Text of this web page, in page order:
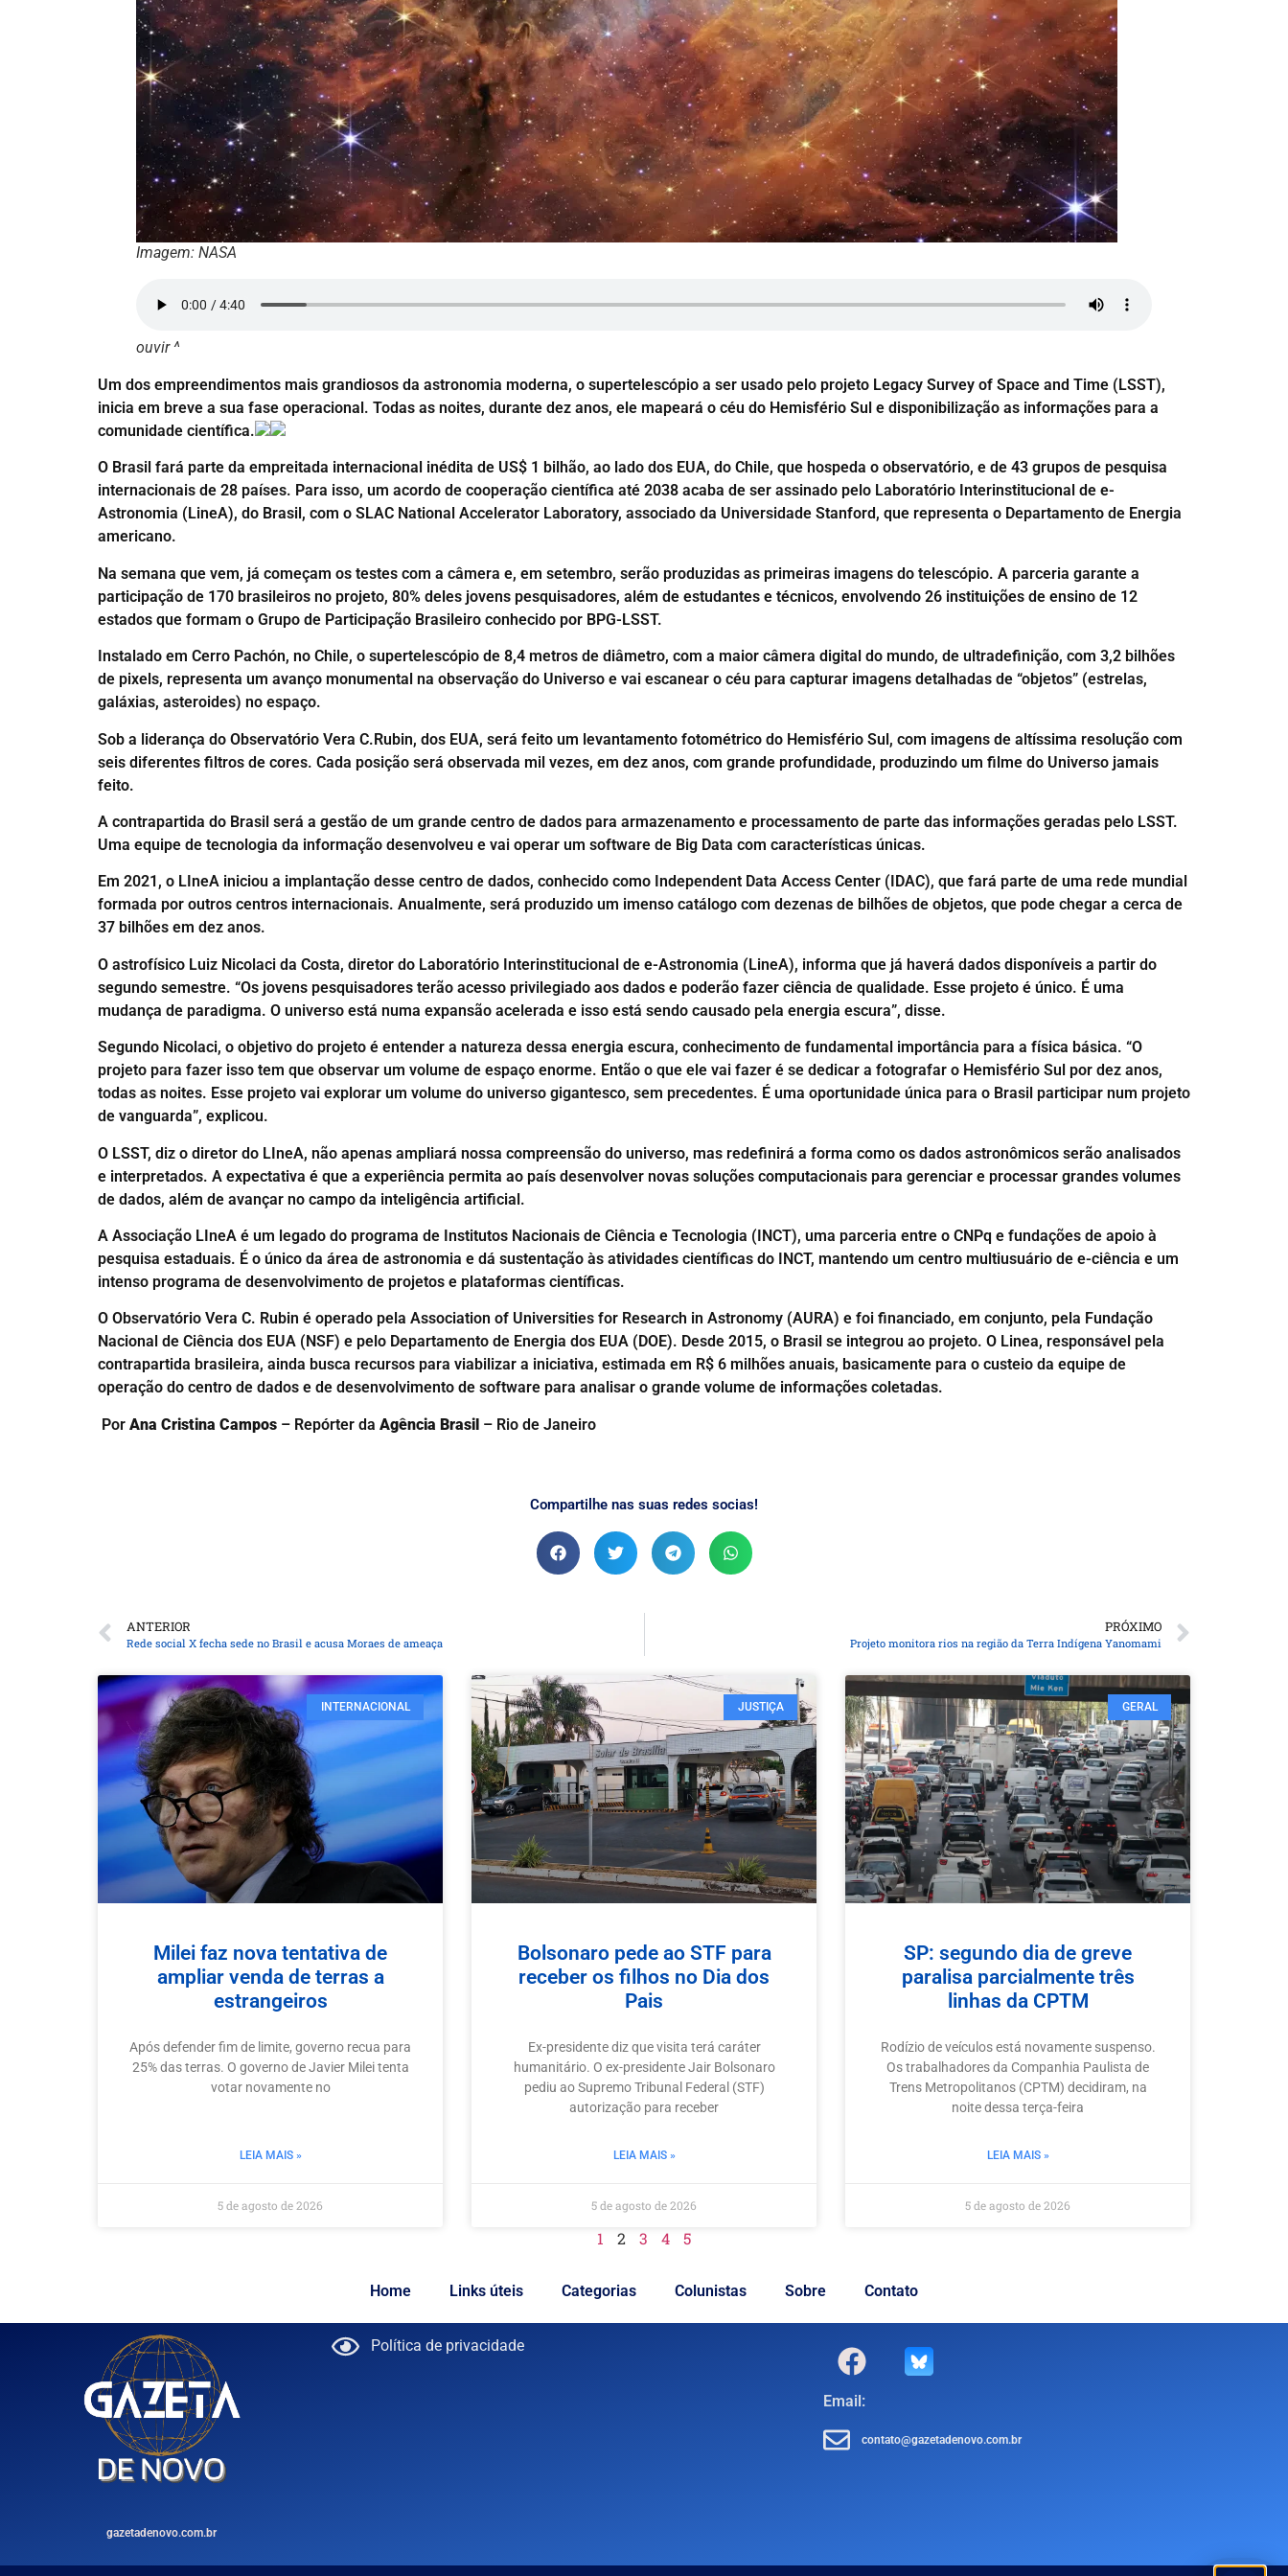
Imagem: NASA
ouvir ^
Um dos empreendimentos mais grandiosos da astronomia moderna, o supertelescópio a ser usado pelo projeto Legacy Survey of Space and Time (LSST),
inicia em breve a sua fase operacional. Todas as noites, durante dez anos, ele mapeará o céu do Hemisfério Sul e disponibilização as informações para a
comunidade científica.
O Brasil fará parte da empreitada internacional inédita de US$ 1 bilhão, ao lado dos EUA, do Chile, que hospeda o observatório, e de 43 grupos de pesquisa
internacionais de 28 países. Para isso, um acordo de cooperação científica até 2038 acaba de ser assinado pelo Laboratório Interinstitucional de e-
Astronomia (LineA), do Brasil, com o SLAC National Accelerator Laboratory, associado da Universidade Stanford, que representa o Departamento de Energia
americano.
Na semana que vem, já começam os testes com a câmera e, em setembro, serão produzidas as primeiras imagens do telescópio. A parceria garante a
participação de 170 brasileiros no projeto, 80% deles jovens pesquisadores, além de estudantes e técnicos, envolvendo 26 instituições de ensino de 12
estados que formam o Grupo de Participação Brasileiro conhecido por BPG-LSST.
Instalado em Cerro Pachón, no Chile, o supertelescópio de 8,4 metros de diâmetro, com a maior câmera digital do mundo, de ultradefinição, com 3,2 bilhões
de pixels, representa um avanço monumental na observação do Universo e vai escanear o céu para capturar imagens detalhadas de “objetos” (estrelas,
galáxias, asteroides) no espaço.
Sob a liderança do Observatório Vera C.Rubin, dos EUA, será feito um levantamento fotométrico do Hemisfério Sul, com imagens de altíssima resolução com
seis diferentes filtros de cores. Cada posição será observada mil vezes, em dez anos, com grande profundidade, produzindo um filme do Universo jamais
feito.
A contrapartida do Brasil será a gestão de um grande centro de dados para armazenamento e processamento de parte das informações geradas pelo LSST.
Uma equipe de tecnologia da informação desenvolveu e vai operar um software de Big Data com características únicas.
Em 2021, o LIneA iniciou a implantação desse centro de dados, conhecido como Independent Data Access Center (IDAC), que fará parte de uma rede mundial
formada por outros centros internacionais. Anualmente, será produzido um imenso catálogo com dezenas de bilhões de objetos, que pode chegar a cerca de
37 bilhões em dez anos.
O astrofísico Luiz Nicolaci da Costa, diretor do Laboratório Interinstitucional de e-Astronomia (LineA), informa que já haverá dados disponíveis a partir do
segundo semestre. “Os jovens pesquisadores terão acesso privilegiado aos dados e poderão fazer ciência de qualidade. Esse projeto é único. É uma
mudança de paradigma. O universo está numa expansão acelerada e isso está sendo causado pela energia escura”, disse.
Segundo Nicolaci, o objetivo do projeto é entender a natureza dessa energia escura, conhecimento de fundamental importância para a física básica. “O
projeto para fazer isso tem que observar um volume de espaço enorme. Então o que ele vai fazer é se dedicar a fotografar o Hemisfério Sul por dez anos,
todas as noites. Esse projeto vai explorar um volume do universo gigantesco, sem precedentes. É uma oportunidade única para o Brasil participar num projeto
de vanguarda”, explicou.
O LSST, diz o diretor do LIneA, não apenas ampliará nossa compreensão do universo, mas redefinirá a forma como os dados astronômicos serão analisados
e interpretados. A expectativa é que a experiência permita ao país desenvolver novas soluções computacionais para gerenciar e processar grandes volumes
de dados, além de avançar no campo da inteligência artificial.
A Associação LIneA é um legado do programa de Institutos Nacionais de Ciência e Tecnologia (INCT), uma parceria entre o CNPq e fundações de apoio à
pesquisa estaduais. É o único da área de astronomia e dá sustentação às atividades científicas do INCT, mantendo um centro multiusuário de e-ciência e um
intenso programa de desenvolvimento de projetos e plataformas científicas.
O Observatório Vera C. Rubin é operado pela Association of Universities for Research in Astronomy (AURA) e foi financiado, em conjunto, pela Fundação
Nacional de Ciência dos EUA (NSF) e pelo Departamento de Energia dos EUA (DOE). Desde 2015, o Brasil se integrou ao projeto. O Linea, responsável pela
contrapartida brasileira, ainda busca recursos para viabilizar a iniciativa, estimada em R$ 6 milhões anuais, basicamente para o custeio da equipe de
operação do centro de dados e de desenvolvimento de software para analisar o grande volume de informações coletadas.
Por Ana Cristina Campos – Repórter da Agência Brasil – Rio de Janeiro
Compartilhe nas suas redes socias!
ANTERIOR
Rede social X fecha sede no Brasil e acusa Moraes de ameaça
PRÓXIMO
Projeto monitora rios na região da Terra Indígena Yanomami
INTERNACIONAL
Milei faz nova tentativa de
ampliar venda de terras a
estrangeiros
Após defender fim de limite, governo recua para
25% das terras. O governo de Javier Milei tenta
votar novamente no
LEIA MAIS »
5 de agosto de 2026
JUSTIÇA
Bolsonaro pede ao STF para
receber os filhos no Dia dos
Pais
Ex-presidente diz que visita terá caráter
humanitário. O ex-presidente Jair Bolsonaro
pediu ao Supremo Tribunal Federal (STF)
autorização para receber
LEIA MAIS »
5 de agosto de 2026
GERAL
SP: segundo dia de greve
paralisa parcialmente três
linhas da CPTM
Rodízio de veículos está novamente suspenso.
Os trabalhadores da Companhia Paulista de
Trens Metropolitanos (CPTM) decidiram, na
noite dessa terça-feira
LEIA MAIS »
5 de agosto de 2026
1 2 3 4 5
Home Links úteis Categorias Colunistas Sobre Contato
gazetadenovo.com.br
Política de privacidade
Email:
contato@gazetadenovo.com.br